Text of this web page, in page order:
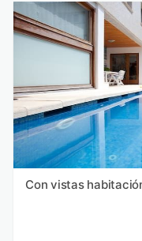
Con vistas